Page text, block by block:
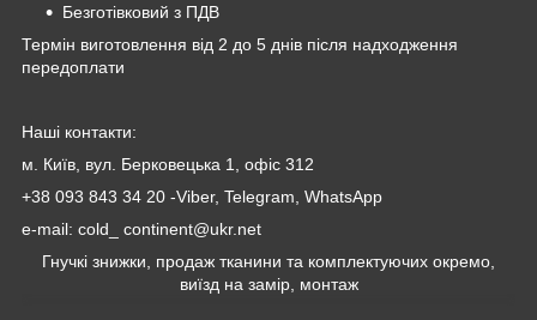
Безготівковий з ПДВ
Термін виготовлення від 2 до 5 днів після надходження
передоплати
Наші контакти:
м. Київ, вул. Берковецька 1, офіс 312
+38 093 843 34 20 -Viber, Telegram, WhatsApp
e-mail: cold_ continent@ukr.net
Гнучкі знижки, продаж тканини та комплектуючих окремо,
виїзд на замір, монтаж